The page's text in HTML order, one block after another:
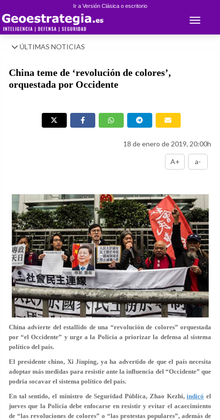
Ir a Versión Clásica o escritorio
Toggle
ÚLTIMAS NOTICIAS
China teme de ‘revolución de colores’,
orquestada por Occidente
18 de enero de 2019, 20:00h
A+ a-
China advierte del estallido de una “revolución de colores” orquestada
por “el Occidente” y urge a la Policía a priorizar la defensa al sistema
político del país.
El presidente chino, Xi Jinping, ya ha advertido de que el país necesita
adoptar más medidas para resistir ante la influencia del “Occidente” que
podría socavar el sistema político del país.
En tal sentido, el ministro de Seguridad Pública, Zhao Kezhi,indicó el
jueves que la Policía debe enfocarse en resistir y evitar el acaecimiento
de “las revoluciones de colores” o “las protestas populares”, además de